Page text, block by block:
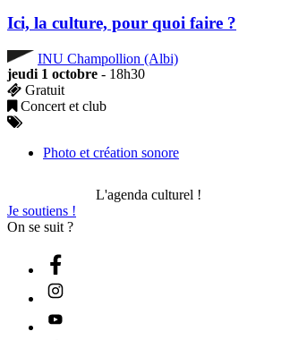
Ici, la culture, pour quoi faire ?
INU Champollion (Albi)
jeudi 1 octobre - 18h30
Gratuit
Concert et club
Photo et création sonore
L'agenda culturel !
Je soutiens !
On se suit ?